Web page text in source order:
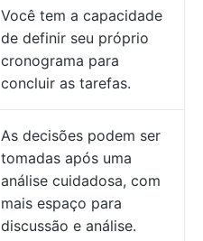
Você tem a capacidade
de definir seu próprio
cronograma para
concluir as tarefas.
As decisões podem ser
tomadas após uma
análise cuidadosa, com
mais espaço para
discussão e análise.